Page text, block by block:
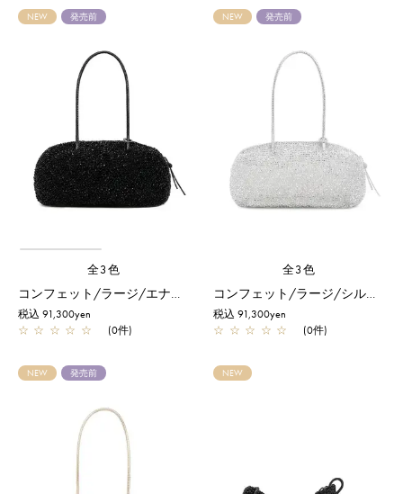
NEW 発売前
全3色
コンフェット/ラージ/エナメルブラック
税込 91,300yen
☆ ☆ ☆ ☆ ☆ (0件)
NEW 発売前
全3色
コンフェット/ラージ/シルバー
税込 91,300yen
☆ ☆ ☆ ☆ ☆ (0件)
NEW 発売前 NEW